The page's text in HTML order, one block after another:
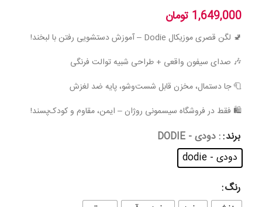
1,649,000 تومان
🚽 لگن قصری موزیکال Dodie – آموزش دستشویی رفتن با لبخند!
🎶 صدای سیفون واقعی + طراحی شبیه توالت فرنگی
🧻 جا دستمال، مخزن قابل شست‌وشو، پایه ضد لغزش
🛍 فقط در فروشگاه سیسمونی روژان – ایمن، مقاوم و کودک‌پسند!
برند : دودی - DODIE
دودی - dodie
رنگ